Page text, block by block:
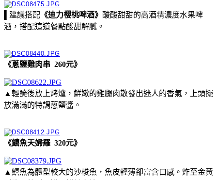
▌建議搭配 《迪力櫻桃啤酒》 酸酸甜甜的高酒精濃度水果啤
酒，搭配這道餐點酸甜解膩。
《蔥鹽雞肉串 260元》
▲輕醃後放上烤爐，鮮嫩的雞腿肉散發出迷人的香氣，上頭擺
放滿滿的特調蔥鹽醬。
《鱚魚天婦羅 320元》
▲鱚魚為體型較大的沙梭魚，魚皮輕薄卻富含口感。炸至金黃